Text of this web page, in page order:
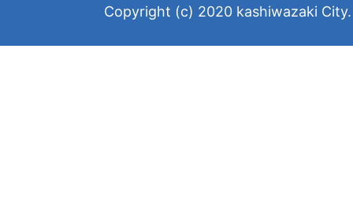
Copyright (c) 2020 kashiwazaki